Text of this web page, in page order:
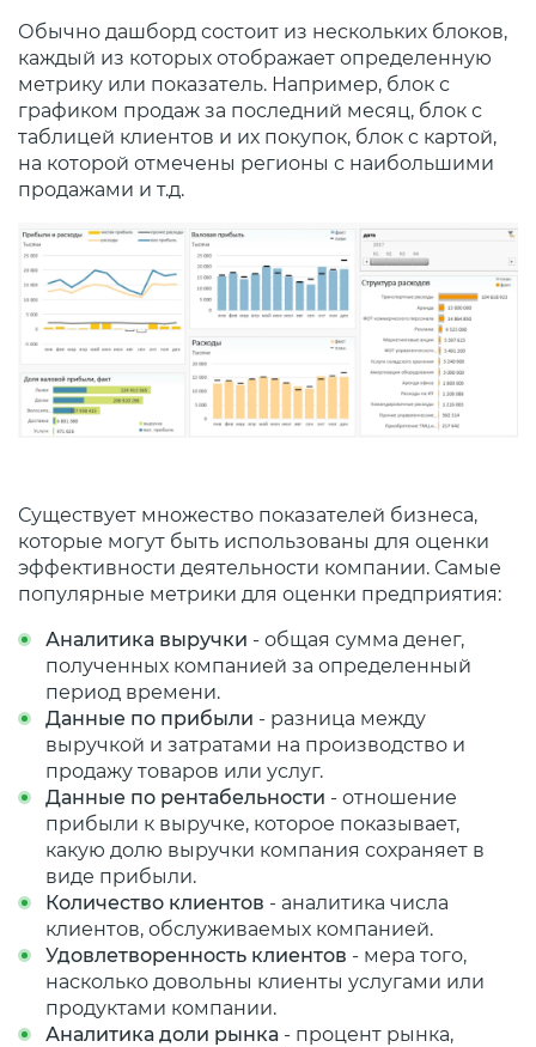
Обычно дашборд состоит из нескольких блоков,
каждый из которых отображает определенную
метрику или показатель. Например, блок с
графиком продаж за последний месяц, блок с
таблицей клиентов и их покупок, блок с картой,
на которой отмечены регионы с наибольшими
продажами и т.д.
Существует множество показателей бизнеса,
которые могут быть использованы для оценки
эффективности деятельности компании. Самые
популярные метрики для оценки предприятия:
Аналитика выручки - общая сумма денег,
полученных компанией за определенный
период времени.
Данные по прибыли - разница между
выручкой и затратами на производство и
продажу товаров или услуг.
Данные по рентабельности - отношение
прибыли к выручке, которое показывает,
какую долю выручки компания сохраняет в
виде прибыли.
Количество клиентов - аналитика числа
клиентов, обслуживаемых компанией.
Удовлетворенность клиентов - мера того,
насколько довольны клиенты услугами или
продуктами компании.
Аналитика доли рынка - процент рынка,